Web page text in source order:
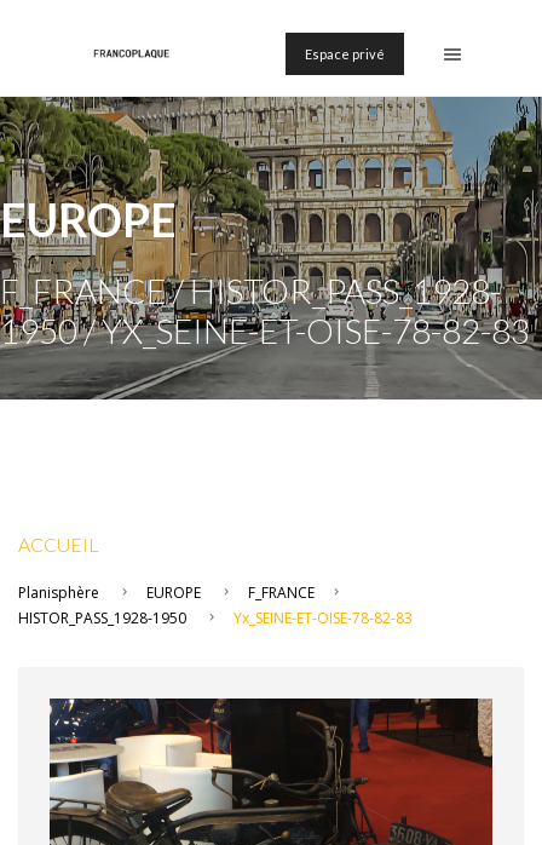
Espace privé
EUROPE
F_FRANCE / HISTOR_PASS_1928-
1950 / YX_SEINE-ET-OISE-78-82-83
ACCUEIL
Planisphère EUROPE
F_FRANCE
HISTOR_PASS_1928-1950
Yx_SEINE-ET-OISE-78-82-83